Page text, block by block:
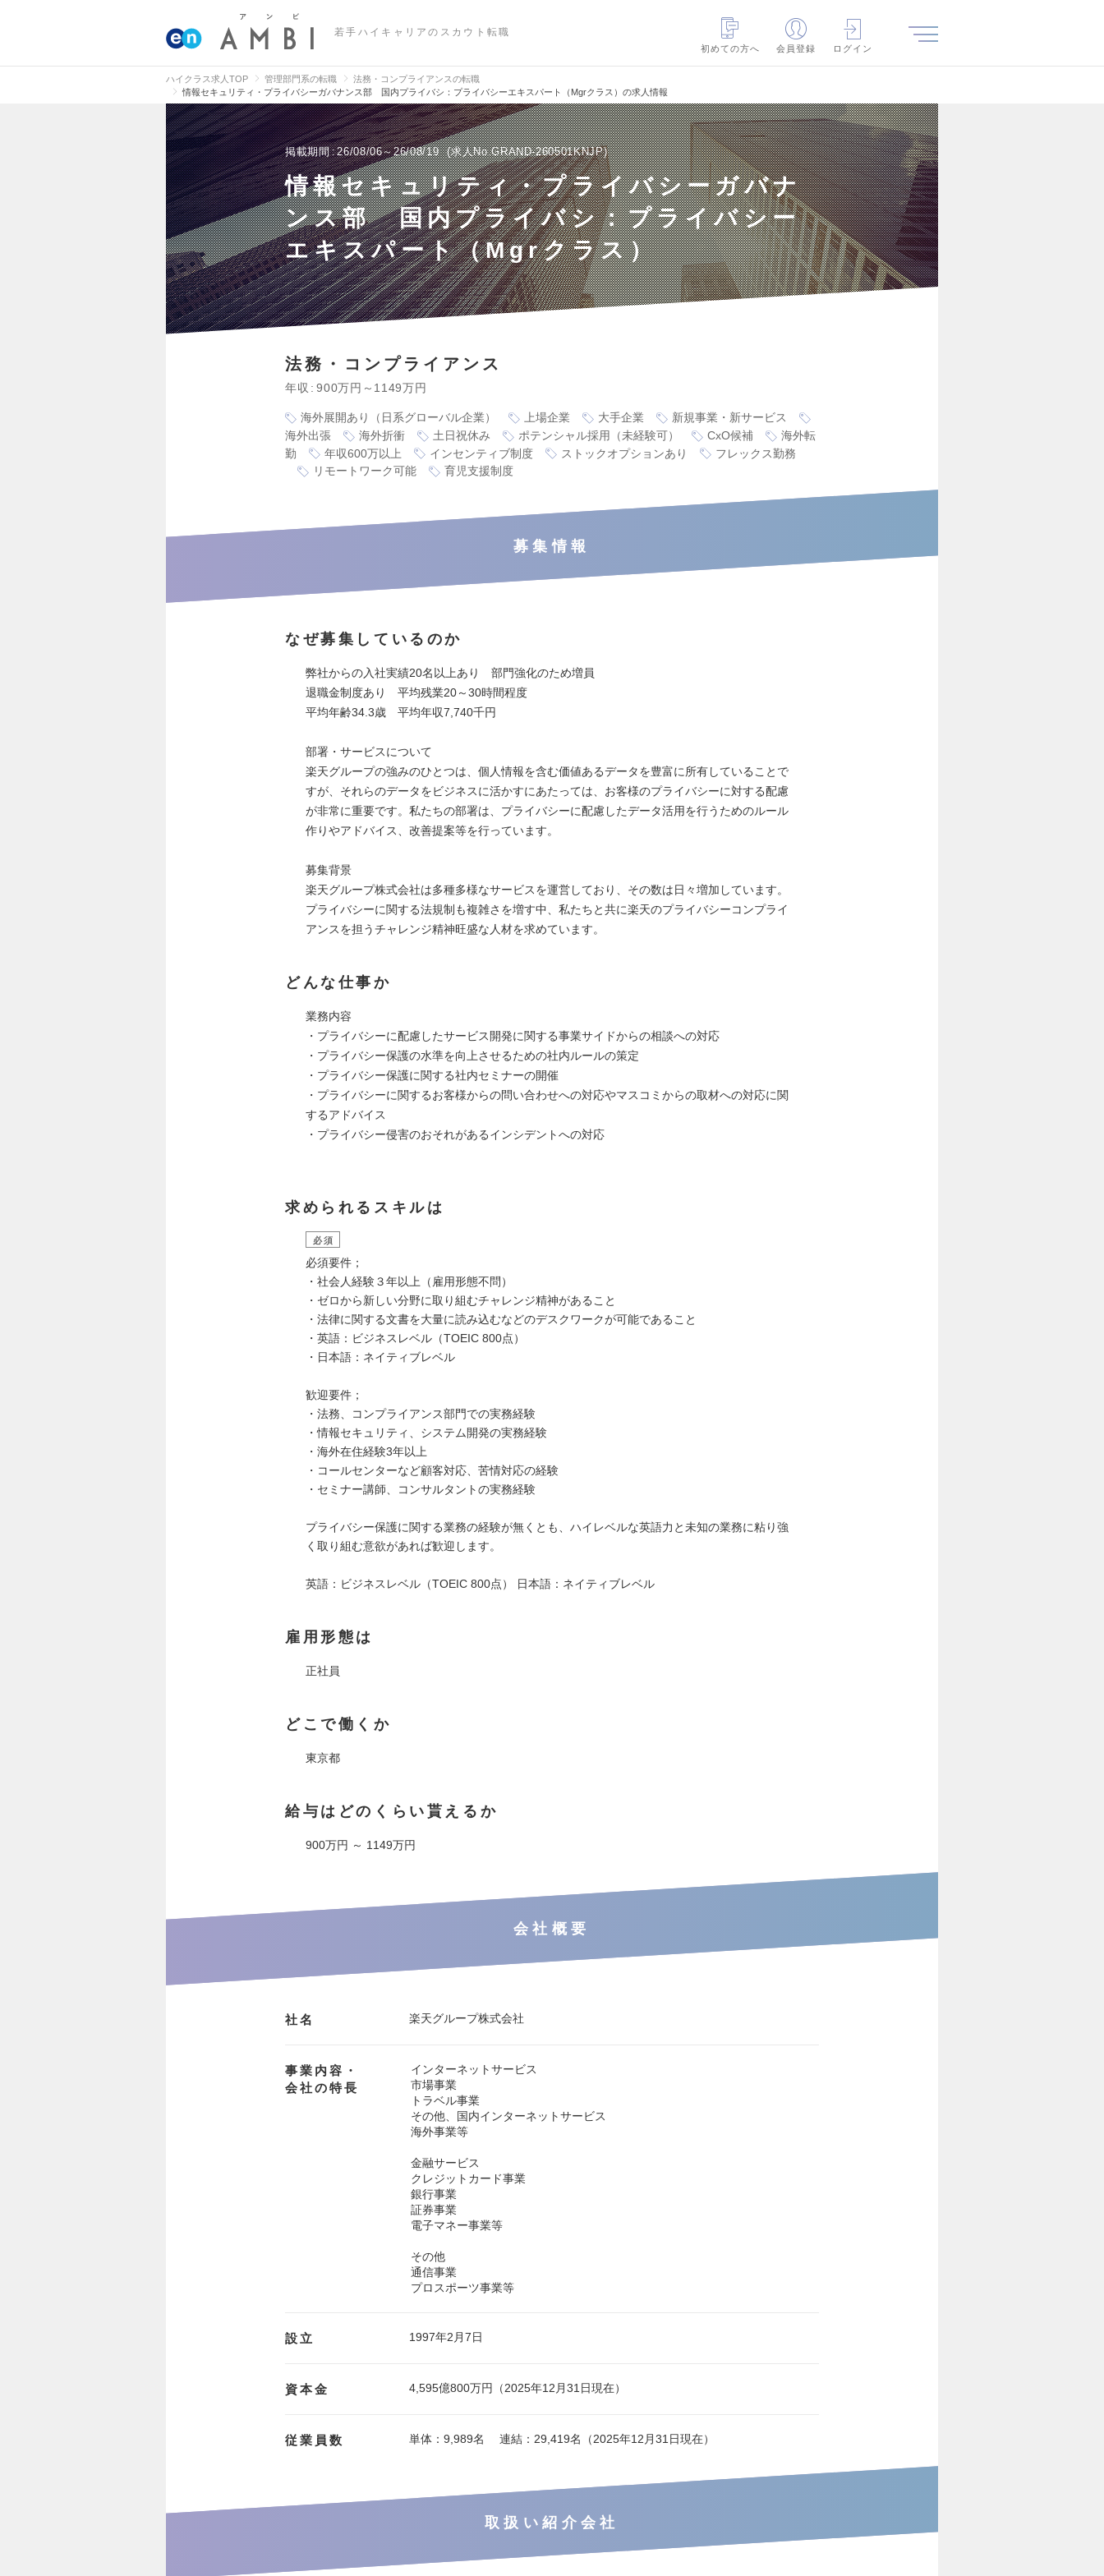
若手ハイキャリアのスカウト転職
初めての方へ
会員登録 ログイン
ハイクラス求人TOP 管理部門系の転職
法務・コンプライアンスの転職
情報セキュリティ・プライバシーガバナンス部 国内プライバシ：プライバシーエキスパート（Mgrクラス）の求人情報
掲載期間 26/08/06～26/08/19 求人No.GRAND-260501KNJP
情報セキュリティ・プライバシーガバナ
ンス部 国内プライバシ：プライバシー
エキスパート（Mgrクラス）
法務・コンプライアンス
年収 900万円～1149万円
海外展開あり（日系グローバル企業） 上場企業 大手企業
新規事業・新サービス
海外出張
海外折衝 土日祝休み ポテンシャル採用（未経験可） CxO候補
海外転
勤
年収600万以上 インセンティブ制度 ストックオプションあり
フレックス勤務
リモートワーク可能
育児支援制度
募集情報
なぜ募集しているのか
弊社からの入社実績20名以上あり 部門強化のため増員
退職金制度あり 平均残業20～30時間程度
平均年齢34.3歳 平均年収7,740千円
部署・サービスについて
楽天グループの強みのひとつは、個人情報を含む価値あるデータを豊富に所有していることで
すが、それらのデータをビジネスに活かすにあたっては、お客様のプライバシーに対する配慮
が非常に重要です。私たちの部署は、プライバシーに配慮したデータ活用を行うためのルール
作りやアドバイス、改善提案等を行っています。
募集背景
楽天グループ株式会社は多種多様なサービスを運営しており、その数は日々増加しています。
プライバシーに関する法規制も複雑さを増す中、私たちと共に楽天のプライバシーコンプライ
アンスを担うチャレンジ精神旺盛な人材を求めています。
どんな仕事か
業務内容
・プライバシーに配慮したサービス開発に関する事業サイドからの相談への対応
・プライバシー保護の水準を向上させるための社内ルールの策定
・プライバシー保護に関する社内セミナーの開催
・プライバシーに関するお客様からの問い合わせへの対応やマスコミからの取材への対応に関
するアドバイス
・プライバシー侵害のおそれがあるインシデントへの対応
求められるスキルは
必須
必須要件；
・社会人経験３年以上（雇用形態不問）
・ゼロから新しい分野に取り組むチャレンジ精神があること
・法律に関する文書を大量に読み込むなどのデスクワークが可能であること
・英語：ビジネスレベル（TOEIC 800点）
・日本語：ネイティブレベル
歓迎要件；
・法務、コンプライアンス部門での実務経験
・情報セキュリティ、システム開発の実務経験
・海外在住経験3年以上
・コールセンターなど顧客対応、苦情対応の経験
・セミナー講師、コンサルタントの実務経験
プライバシー保護に関する業務の経験が無くとも、ハイレベルな英語力と未知の業務に粘り強
く取り組む意欲があれば歓迎します。
英語：ビジネスレベル（TOEIC 800点） 日本語：ネイティブレベル
雇用形態は
正社員
どこで働くか
東京都
給与はどのくらい貰えるか
900万円 ～ 1149万円
会社概要
社名 楽天グループ株式会社
事業内容・
会社の特長
インターネットサービス
市場事業
トラベル事業
その他、国内インターネットサービス
海外事業等
金融サービス
クレジットカード事業
銀行事業
証券事業
電子マネー事業等
その他
通信事業
プロスポーツ事業等
設立 1997年2月7日
資本金 4,595億800万円（2025年12月31日現在）
従業員数 単体：9,989名 連結：29,419名（2025年12月31日現在）
取扱い紹介会社